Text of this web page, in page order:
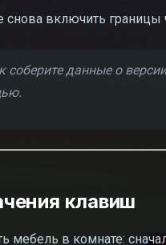
снова включить границы
соберите данные о
клавиш
мебель в комнате: